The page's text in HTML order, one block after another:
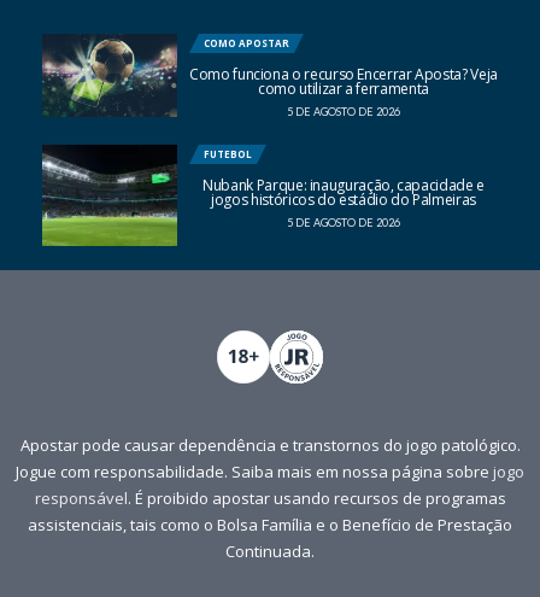
COMO APOSTAR
Como funciona o recurso Encerrar Aposta? Veja
como utilizar a ferramenta
5 DE AGOSTO DE 2026
FUTEBOL
Nubank Parque: inauguração, capacidade e
jogos históricos do estádio do Palmeiras
5 DE AGOSTO DE 2026
Apostar pode causar dependência e transtornos do jogo patológico.
Jogue com responsabilidade. Saiba mais em nossa página sobre jogo
responsável. É proibido apostar usando recursos de programas
assistenciais, tais como o Bolsa Família e o Benefício de Prestação
Continuada.